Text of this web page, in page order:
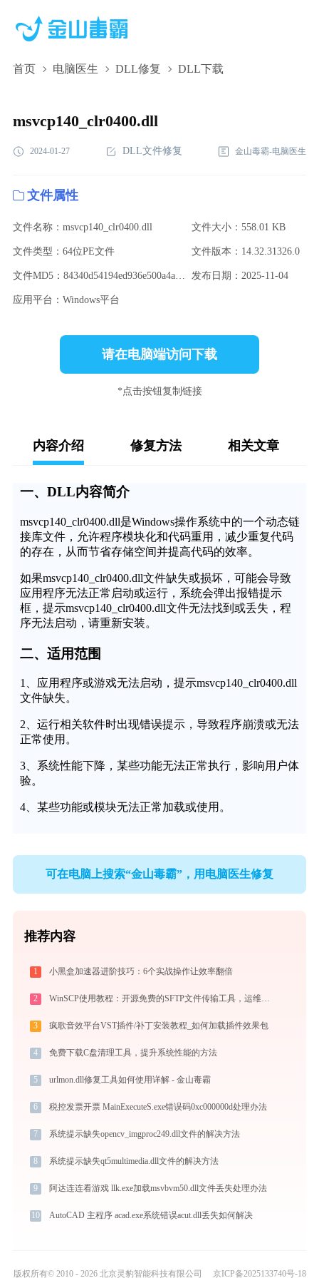
首页 电脑医生 DLL修复 DLL下载
msvcp140_clr0400.dll,msvcp140_clr0400.dll下
msvcp140_clr0400.dll
2024-01-27 DLL文件修复 金山毒霸-电脑医生
文件属性
文件名称：msvcp140_clr0400.dll 文件大小：558.01 KB
文件类型：64位PE文件 文件版本：14.32.31326.0
文件MD5：84340d54194ed936e500a4a892d5315e 发布日期：2025-11-04
应用平台：Windows平台
请在电脑端访问下载
*点击按钮复制链接
内容介绍 修复方法 相关文章
一、DLL内容简介
msvcp140_clr0400.dll是Windows操作系统中的一个动态链
接库文件，允许程序模块化和代码重用，减少重复代码
的存在，从而节省存储空间并提高代码的效率。
如果msvcp140_clr0400.dll文件缺失或损坏，可能会导致
应用程序无法正常启动或运行，系统会弹出报错提示
框，提示msvcp140_clr0400.dll文件无法找到或丢失，程
序无法启动，请重新安装。
二、适用范围
1、应用程序或游戏无法启动，提示msvcp140_clr0400.dll
文件缺失。
2、运行相关软件时出现错误提示，导致程序崩溃或无法
正常使用。
3、系统性能下降，某些功能无法正常执行，影响用户体
验。
4、某些功能或模块无法正常加载或使用。
可在电脑上搜索“金山毒霸”，用电脑医生修复
推荐内容
1 小黑盒加速器进阶技巧：6个实战操作让效率翻倍
2 WinSCP使用教程：开源免费的SFTP文件传输工具，运维必备远程管理利器
3 疯歌音效平台VST插件/补丁安装教程_如何加载插件效果包
4 免费下载C盘清理工具，提升系统性能的方法
5 urlmon.dll修复工具如何使用详解 - 金山毒霸
6 税控发票开票 MainExecuteS.exe错误码0xc000000d处理办法
7 系统提示缺失opencv_imgproc249.dll文件的解决方法
8 系统提示缺失qt5multimedia.dll文件的解决方法
9 阿达连连看游戏 llk.exe加载msvbvm50.dll文件丢失处理办法
10 AutoCAD 主程序 acad.exe系统错误acut.dll丢失如何解决
版权所有© 2010 - 2026 北京灵豹智能科技有限公司 京ICP备2025133740号-18